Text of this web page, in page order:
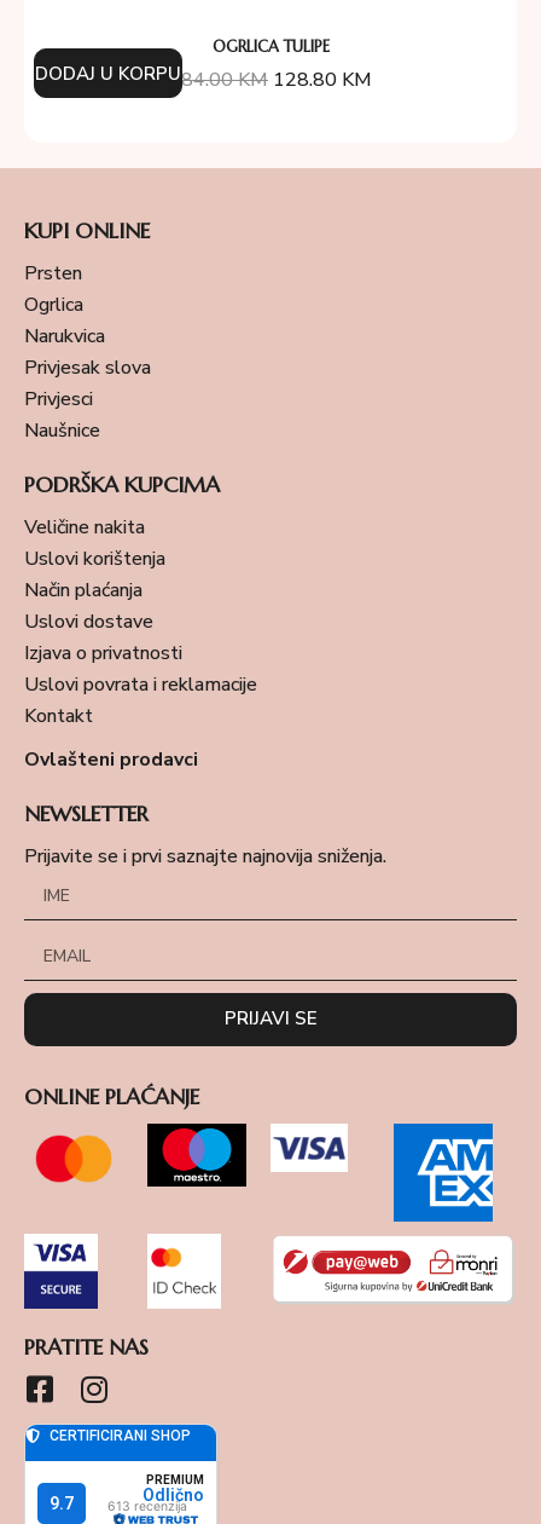
OGRLICA TULIPE
184.00KM 128.80 KM
DODAJ U KORPU
KUPI ONLINE
Prsten
Ogrlica
Narukvica
Privjesak slova
Privjesci
Naušnice
PODRŠKA KUPCIMA
Veličine nakita
Uslovi korištenja
Način plaćanja
Uslovi dostave
Izjava o privatnosti
Uslovi povrata i reklamacije
Kontakt
Ovlašteni prodavci
NEWSLETTER
Prijavite se i prvi saznajte najnovija sniženja.
PRIJAVI SE
ONLINE PLAĆANJE
PRATITE NAS